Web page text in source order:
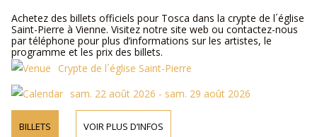
Achetez des billets officiels pour Tosca dans la crypte de l´église
Saint-Pierre à Vienne. Visitez notre site web ou contactez-nous
par téléphone pour plus d’informations sur les artistes, le
programme et les prix des billets.
Crypte de l´église Saint-Pierre
sam. 22 août 2026 - sam. 29 août 2026
BILLETS VOIR PLUS D’INFOS